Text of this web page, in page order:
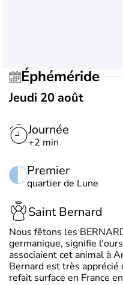
Éphéméride
Jeudi 20 août
Journée
+2 min
Premier
quartier de Lune
Saint Bernard
Nous fêtons les
germanique, signifie
associaient cet animal à
Bernard est très
refait surface en France